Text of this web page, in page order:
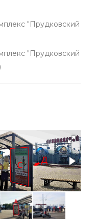
"Прудковский
"Прудковский